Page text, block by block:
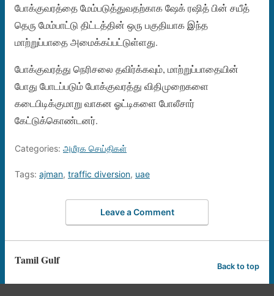
போக்குவரத்தை மேம்படுத்துவதற்காக ஷேக் ரஷித் பின் சயீத்
தெரு மேம்பாட்டு திட்டத்தின் ஒரு பகுதியாக இந்த
மாற்றுப்பாதை அமைக்கப்பட்டுள்ளது.
போக்குவரத்து நெரிசலை தவிர்க்கவும், மாற்றுப்பாதையின்
போது போடப்படும் போக்குவரத்து விதிமுறைகளை
கடைபிடிக்குமாறு வாகன ஓட்டிகளை போலீசார்
கேட்டுக்கொண்டனர்.
Categories: அமீரக செய்திகள்
Tags: ajman, traffic diversion, uae
Leave a Comment
Tamil Gulf Back to top